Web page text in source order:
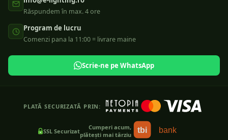
Răspundem în max. 4 ore
Program de lucru
Comenzi pana la 11:00 = livrare maine
Scrie-ne pe WhatsApp
PLATĂ SECURIZATĂ PRIN:
SSL Securizat
Cumperi acum,
plătești mai târziu
tbi bank